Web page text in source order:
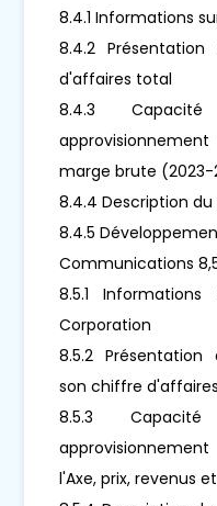
8.4.1 Informations
8.4.2
d'affaires total
8.4.3
marge brute (2023-
8.4.4 Description
8.4.5
Communications
8.5.1
Corporation
8.5.2
son chiffre
8.5.3
l'Axe, prix, revenus